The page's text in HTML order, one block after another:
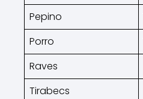
Pepino
Porro
Raves
Tirabecs